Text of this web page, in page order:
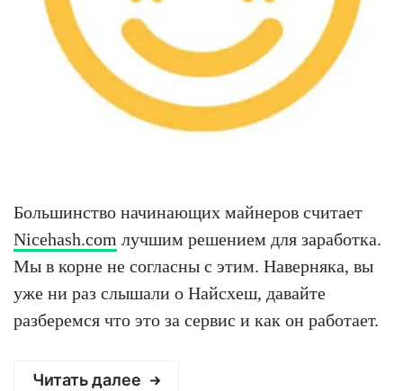
Большинство начинающих майнеров считает
Nicehash.com лучшим решением для заработка.
Мы в корне не согласны с этим. Наверняка, вы
уже ни раз слышали о Найсхеш, давайте
разберемся что это за сервис и как он работает.
Читать далее